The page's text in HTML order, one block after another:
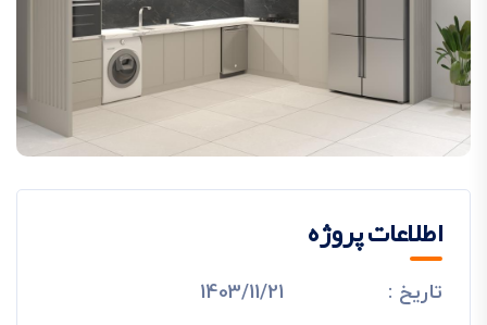
اطلاعات پروژه
تاریخ : 1403/11/21